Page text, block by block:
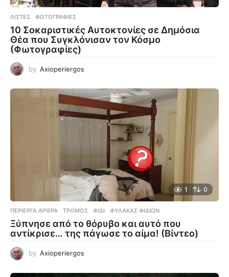
ΛΊΣΤΕΣ ,ΦΩΤΟΓΡΑΦΊΕΣ
10 Σοκαριστικές Αυτοκτονίες σε Δημόσια
Θέα που Συγκλόνισαν τον Κόσμο
(Φωτογραφίες)
by Axioperiergos
1 0
ΠΕΡΊΕΡΓΑ ΆΡΘΡΑ ΤΡΌΜΟΣ ,ΦΊΔΙ ,ΦΎΛΑΚΑΣ ΦΙΔΙΏΝ
Ξύπνησε από το θόρυβο και αυτό που
αντίκρισε… της πάγωσε το αίμα! (Βίντεο)
by Axioperiergos